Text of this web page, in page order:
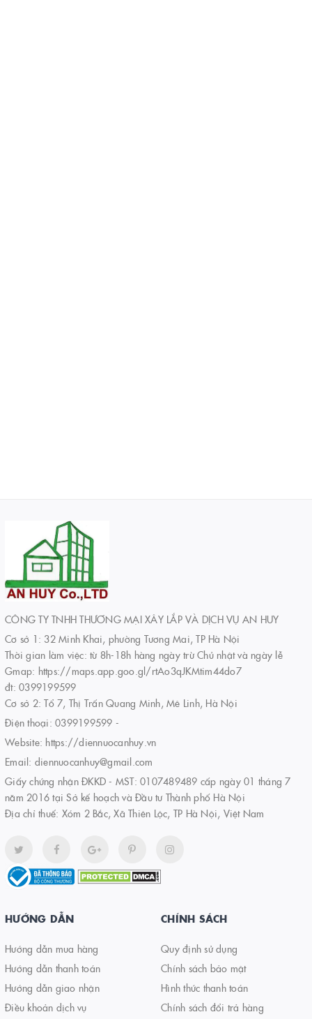
CÔNG TY TNHH THƯƠNG MẠI XÂY LẮP VÀ DỊCH VỤ AN HUY
Cơ sở 1: 32 Minh Khai, phường Tương Mai, TP Hà Nội
Thời gian làm việc: từ 8h-18h hàng ngày trừ Chủ nhật và ngày lễ
Gmap: https://maps.app.goo.gl/rtAo3qJKMtim44do7
đt: 0399199599
Cơ sở 2: Tổ 7, Thị Trấn Quang Minh, Mê Linh, Hà Nội
Điện thoại: 0399199599 -
Website: https://diennuocanhuy.vn
Email: diennuocanhuy@gmail.com
Giấy chứng nhận ĐKKD - MST: 0107489489 cấp ngày 01 tháng 7
năm 2016 tại Sở kế hoạch và Đầu tư Thành phố Hà Nội
Địa chỉ thuế: Xóm 2 Bắc, Xã Thiên Lộc, TP Hà Nội, Việt Nam
HƯỚNG DẪN
Hướng dẫn mua hàng
Hướng dẫn thanh toán
Hướng dẫn giao nhận
Điều khoản dịch vụ
CHÍNH SÁCH
Quy định sử dụng
Chính sách bảo mật
Hình thức thanh toán
Chính sách đổi trả hàng